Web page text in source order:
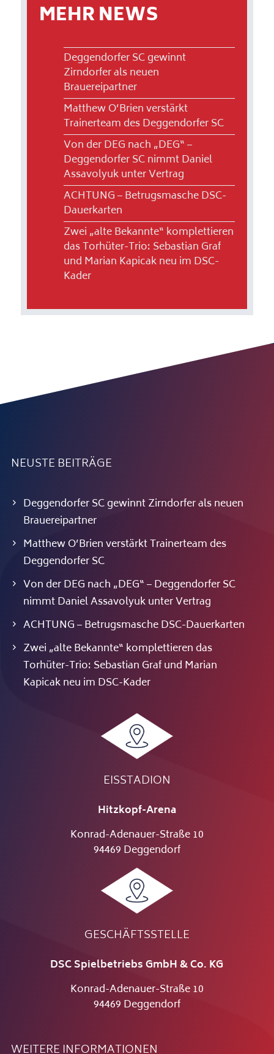
MEHR NEWS
Deggendorfer SC gewinnt
Zirndorfer als neuen
Brauereipartner
Matthew O’Brien verstärkt
Trainerteam des Deggendorfer SC
Von der DEG nach „DEG“ –
Deggendorfer SC nimmt Daniel
Assavolyuk unter Vertrag
ACHTUNG – Betrugsmasche DSC-
Dauerkarten
Zwei „alte Bekannte“ komplettieren
das Torhüter-Trio: Sebastian Graf
und Marian Kapicak neu im DSC-
Kader
NEUSTE BEITRÄGE
Deggendorfer SC gewinnt Zirndorfer als neuen
Brauereipartner
Matthew O’Brien verstärkt Trainerteam des
Deggendorfer SC
Von der DEG nach „DEG“ – Deggendorfer SC
nimmt Daniel Assavolyuk unter Vertrag
ACHTUNG – Betrugsmasche DSC-Dauerkarten
Zwei „alte Bekannte“ komplettieren das
Torhüter-Trio: Sebastian Graf und Marian
Kapicak neu im DSC-Kader
EISSTADION
Hitzkopf-Arena
Konrad-Adenauer-Straße 10
94469 Deggendorf
GESCHÄFTSSTELLE
DSC Spielbetriebs GmbH & Co. KG
Konrad-Adenauer-Straße 10
94469 Deggendorf